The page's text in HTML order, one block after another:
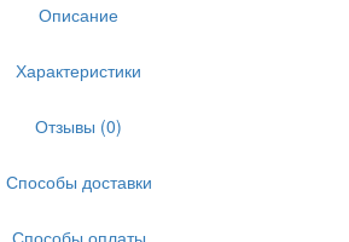
Описание
Характеристики
Отзывы (0)
Способы доставки
Способы оплаты